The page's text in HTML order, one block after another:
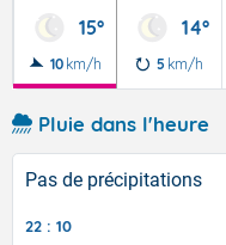
15°
10 km/h
14°
5 km/h
Pluie dans l'heure
Pas de précipitations
22 : 10